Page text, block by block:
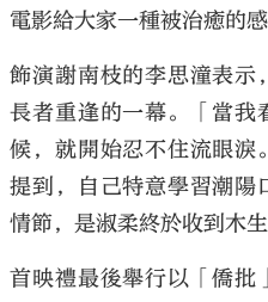
電影給大家一種被治癒的感
飾演謝南枝的李思潼表示
長者重逢的一幕。「當我
候，就開始忍不住流眼淚
提到，自己特意學習潮陽
情節，是淑柔終於收到木
首映禮最後舉行以「僑批